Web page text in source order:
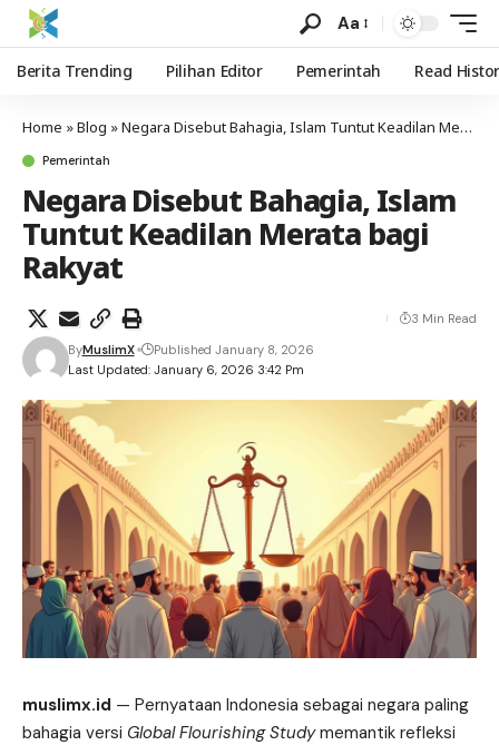
Aa
Berita Trending Pilihan Editor Pemerintah Read
Home »Blog »Negara Disebut Bahagia, Islam Tuntut Keadilan Merata bagi Rakyat
Pemerintah
Negara Disebut Bahagia, Islam
Tuntut Keadilan Merata bagi
Rakyat
Last Updated: January 6, 2026 3:42 Pm
ByMuslimX Published January 8, 2026
3 Min Read
muslimx.id — Pernyataan Indonesia sebagai negara paling
bahagia versi Global Flourishing Studymemantik refleksi